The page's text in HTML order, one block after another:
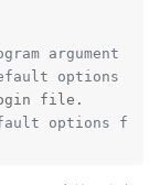
argument
options
options